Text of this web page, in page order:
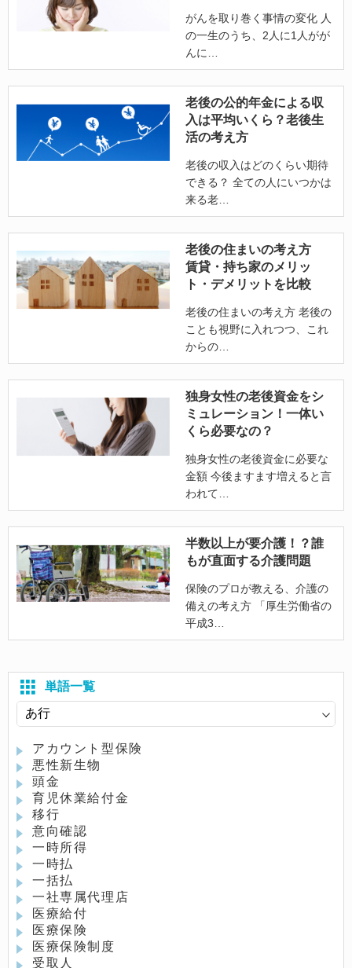
がんを取り巻く事情の変化 人
の一生のうち、2人に1人がが
んに
老後の公的年金による収
入は平均いくら？老後生
活の考え方
老後の収入はどのくらい期待
できる？ 全ての人にいつかは
来る老
老後の住まいの考え方
賃貸・持ち家のメリッ
ト・デメリットを比較
老後の住まいの考え方 老後の
ことも視野に入れつつ、これ
からの
独身女性の老後資金をシ
ミュレーション！一体い
くら必要なの？
独身女性の老後資金に必要な
金額 今後ますます増えると言
われて
半数以上が要介護！？誰
もが直面する介護問題
保険のプロが教える、介護の
備えの考え方 「厚生労働省の
平成3
単語一覧
アカウント型保険
悪性新生物
頭金
育児休業給付金
移行
意向確認
一時所得
一時払
一括払
一社専属代理店
医療給付
医療保険
医療保険制度
受取人